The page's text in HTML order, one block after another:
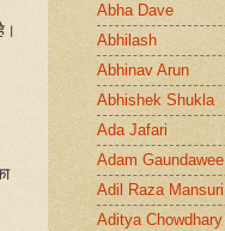
Abha Dave
Abhilash
Abhinav Arun
Abhishek Shukla
Ada Jafari
Adam Gaundawee
Adil Raza Mansuri
Aditya Chowdhary